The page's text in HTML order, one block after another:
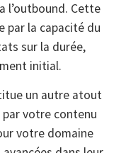
l’outbound. Cette
par la capacité du
sur la durée,
initial.
un autre atout
votre contenu
votre domaine